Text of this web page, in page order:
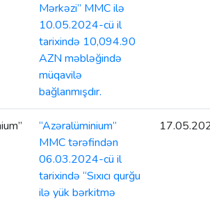
Mərkəzi” MMC ilə
10.05.2024-cü il
tarixində 10,094.90
AZN məbləğində
müqavilə
bağlanmışdır.
“Azəralüminium”
MMC tərəfindən
06.03.2024-cü il
tarixində “Sıxıcı qurğu
ilə yük bərkitmə